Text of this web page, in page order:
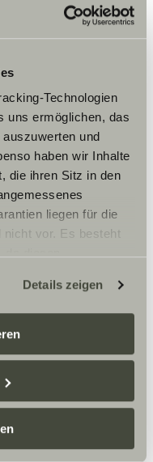
Technologien
uns ermöglichen, das
und
haben wir Inhalte
die ihren Sitz in den
liegen für die
nicht vor. Es besteht
können Daten für
anderen Daten
finden Sie hier:
aus,
Verarbeitung Ihrer
Die Einwilligung ist
nicht erforderlich
Details zeigen
dans des lieux
on se réjouit de
plus
vous de